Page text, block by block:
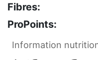
Fibres:
ProPoints:
Information